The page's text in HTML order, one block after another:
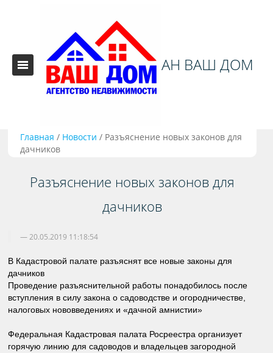
АН ВАШ ДОМ
Главная / Новости / Разъяснение новых законов для
дачников
Разъяснение новых законов для
дачников
20.05.2019 11:18:54
В Кадастровой палате разъяснят все новые законы для
дачников
Проведение разъяснительной работы понадобилось после
вступления в силу закона о садоводстве и огородничестве,
налоговых нововведениях и «дачной амнистии»
Федеральная Кадастровая палата Росреестра организует
горячую линию для садоводов и владельцев загородной